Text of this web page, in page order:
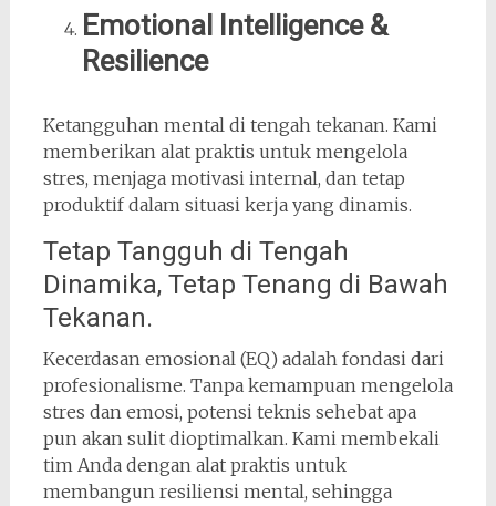
Emotional Intelligence &
Resilience
Ketangguhan mental di tengah tekanan. Kami
memberikan alat praktis untuk mengelola
stres, menjaga motivasi internal, dan tetap
produktif dalam situasi kerja yang dinamis.
Tetap Tangguh di Tengah
Dinamika, Tetap Tenang di Bawah
Tekanan.
Kecerdasan emosional (EQ) adalah fondasi dari
profesionalisme. Tanpa kemampuan mengelola
stres dan emosi, potensi teknis sehebat apa
pun akan sulit dioptimalkan. Kami membekali
tim Anda dengan alat praktis untuk
membangun resiliensi mental, sehingga